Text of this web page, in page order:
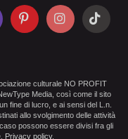
culturale NO PROFIT
Media, così come il sito
fine di lucro, e ai sensi del L.n.
allo svolgimento delle attività
possono essere divisi fra gli
Privacy policy.